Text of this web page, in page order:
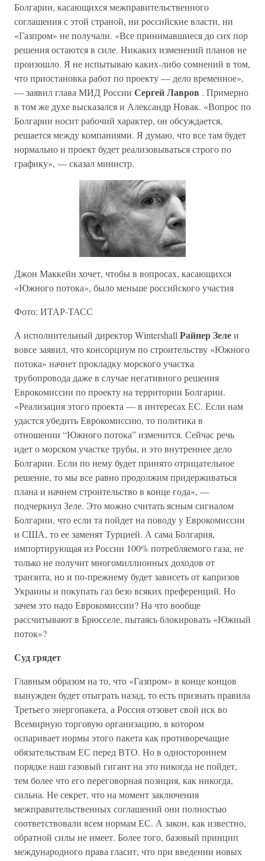
Болгарии, касающихся межправительственного
соглашения с этой страной, ни российские власти, ни
«Газпром» не получали. «Все принимавшиеся до сих пор
решения остаются в силе. Никаких изменений планов не
произошло. Я не испытываю каких-либо сомнений в том,
что приостановка работ по проекту — дело временное»,
— заявил глава МИД России Сергей Лавров . Примерно
в том же духе высказался и Александр Новак. «Вопрос по
Болгарии носит рабочий характер, он обсуждается,
решается между компаниями. Я думаю, что все там будет
нормально и проект будет реализовываться строго по
графику», — сказал министр.
Джон Маккейн хочет, чтобы в вопросах, касающихся
«Южного потока», было меньше российского участия
Фото: ИТАР-ТАСС
А исполнительный директор Wintershall Райнер Зелеи
вовсе заявил, что консорциум по строительству «Южного
потока» начнет прокладку морского участка
трубопровода даже в случае негативного решения
Еврокомиссии по проекту на территории Болгарии.
«Реализация этого проекта — в интересах ЕС. Если нам
удастся убедить Еврокомиссию, то политика в
отношении “Южного потока” изменится. Сейчас речь
идет о морском участке трубы, и это внутреннее дело
Болгарии. Если по нему будет принято отрицательное
решение, то мы все равно продолжим придерживаться
плана и начнем строительство в конце года», —
подчеркнул Зеле. Это можно считать ясным сигналом
Болгарии, что если та пойдет на поводу у Еврокомиссии
и США, то ее заменят Турцией. А сама Болгария,
импортирующая из России 100% потребляемого газа, не
только не получит многомиллионных доходов от
транзита, но и по-прежнему будет зависеть от капризов
Украины и покупать газ безо всяких преференций. Но
зачем это надо Еврокомиссии? На что вообще
рассчитывают в Брюсселе, пытаясь блокировать «Южный
поток»?
Суд грядет
Главным образом на то, что «Газпром» в конце концов
вынужден будет отыграть назад, то есть признать правила
Третьего энергопакета, а Россия отзовет свой иск во
Всемирную торговую организацию, в котором
оспаривает нормы этого пакета как противоречащие
обязательствам ЕС перед ВТО. Но в одностороннем
порядке наш газовый гигант на это никогда не пойдет,
тем более что его переговорная позиция, как никогда,
сильна. Не секрет, что на момент заключения
межправительственных соглашений они полностью
соответствовали всем нормам ЕС. А закон, как известно,
обратной силы не имеет. Более того, базовый принцип
международного права гласит, что при введении новых